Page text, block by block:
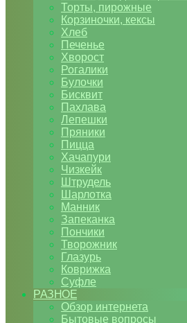
Торты, пирожные
Корзиночки, кексы
Хлеб
Печенье
Хворост
Рогалики
Булочки
Бисквит
Пахлава
Лепешки
Пряники
Пицца
Хачапури
Чизкейк
Штрудель
Шарлотка
Манник
Запеканка
Пончики
Творожник
Глазурь
Коврижка
Суфле
РАЗНОЕ
Обзор интернета
Бытовые вопросы